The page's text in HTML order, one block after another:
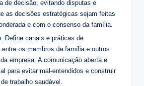
de decisão, evitando disputas e
as decisões estratégicas sejam feitas
e com o consenso da família.
Define canais e práticas de
os membros da família e outros
empresa. A comunicação aberta e
para evitar mal-entendidos e construir
trabalho saudável.